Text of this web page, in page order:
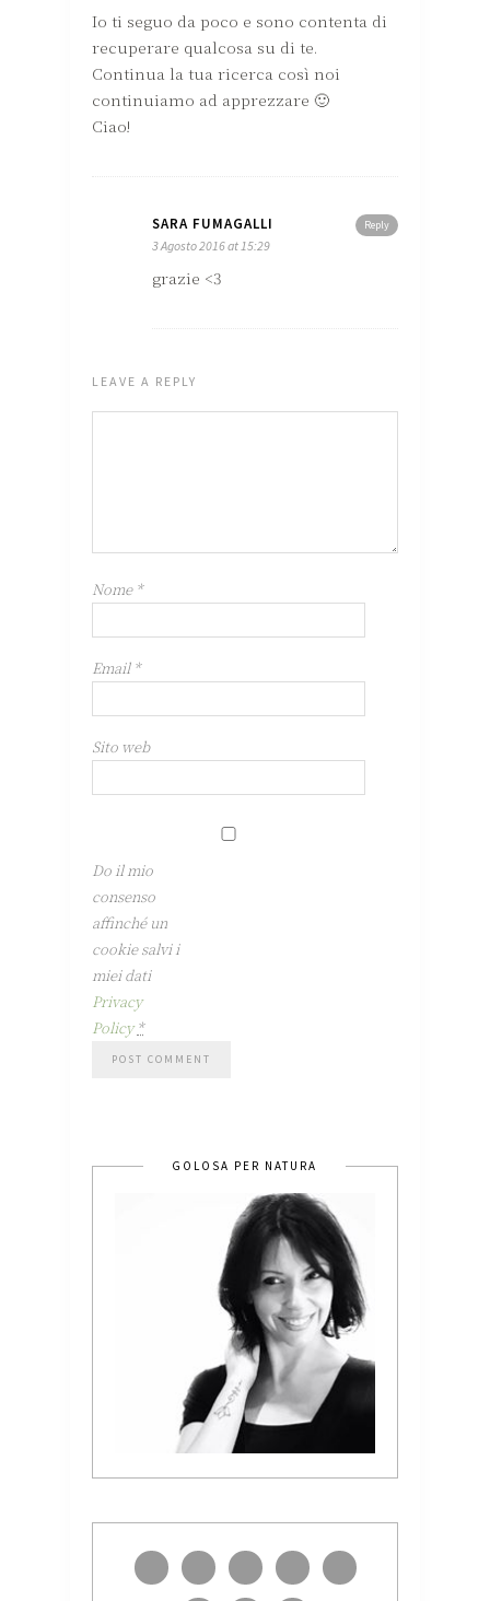
Io ti seguo da poco e sono contenta di
recuperare qualcosa su di te.
Continua la tua ricerca così noi
continuiamo ad apprezzare 🙂
Ciao!
Reply
SARA FUMAGALLI
3 Agosto 2016 at 15:29
grazie <3
LEAVE A REPLY
Nome *
Email *
Sito web
Do il mio
consenso
affinché un
cookie salvi i
miei dati
Privacy
Policy *
GOLOSA PER NATURA